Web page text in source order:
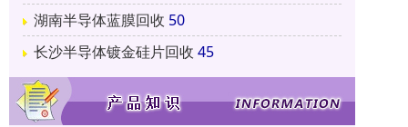
湖南半导体蓝膜回收 50
长沙半导体镀金硅片回收 45